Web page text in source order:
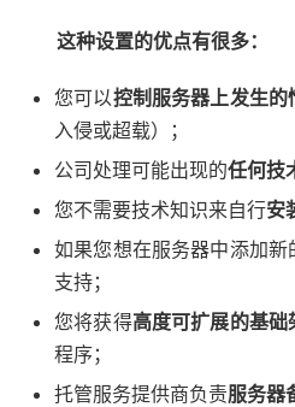
这种设置的优点有很多：
您可以控制服务器上发生的
入侵或超载）；
公司处理可能出现的任何技
您不需要技术知识来自行安
如果您想在服务器中添加
支持；
您将获得高度可扩展的基础
程序；
托管服务提供商负责服务器